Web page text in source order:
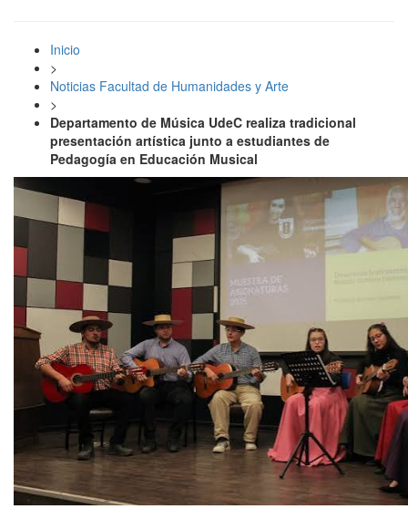
Inicio
>
Noticias Facultad de Humanidades y Arte
>
Departamento de Música UdeC realiza tradicional
presentación artística junto a estudiantes de
Pedagogía en Educación Musical